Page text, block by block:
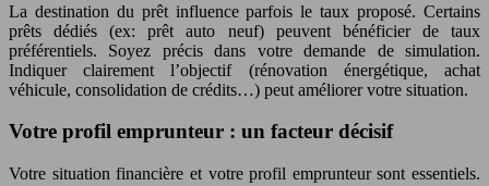
La destination du prêt influence parfois le taux proposé. Certains
prêts dédiés (ex: prêt auto neuf) peuvent bénéficier de taux
préférentiels. Soyez précis dans votre demande de simulation.
Indiquer clairement l’objectif (rénovation énergétique, achat
véhicule, consolidation de crédits…) peut améliorer votre situation.
Votre profil emprunteur : un facteur décisif
Votre situation financière et votre profil emprunteur sont essentiels.